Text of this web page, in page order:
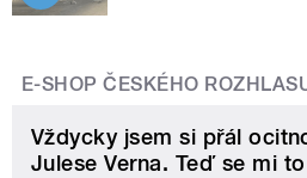
E-SHOP ČESKÉHO
Vždycky jsem si přál
Julese Verna. Teď se mi